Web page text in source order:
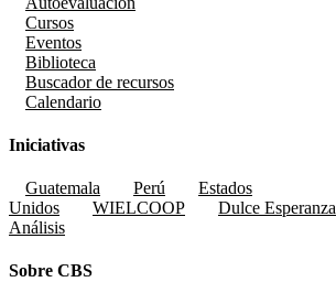
Cursos
Eventos
Biblioteca
Buscador de recursos
Calendario
Iniciativas
Guatemala Perú
Estados
Unidos
WIELCOOP Dulce Esperanza
Análisis
Sobre CBS